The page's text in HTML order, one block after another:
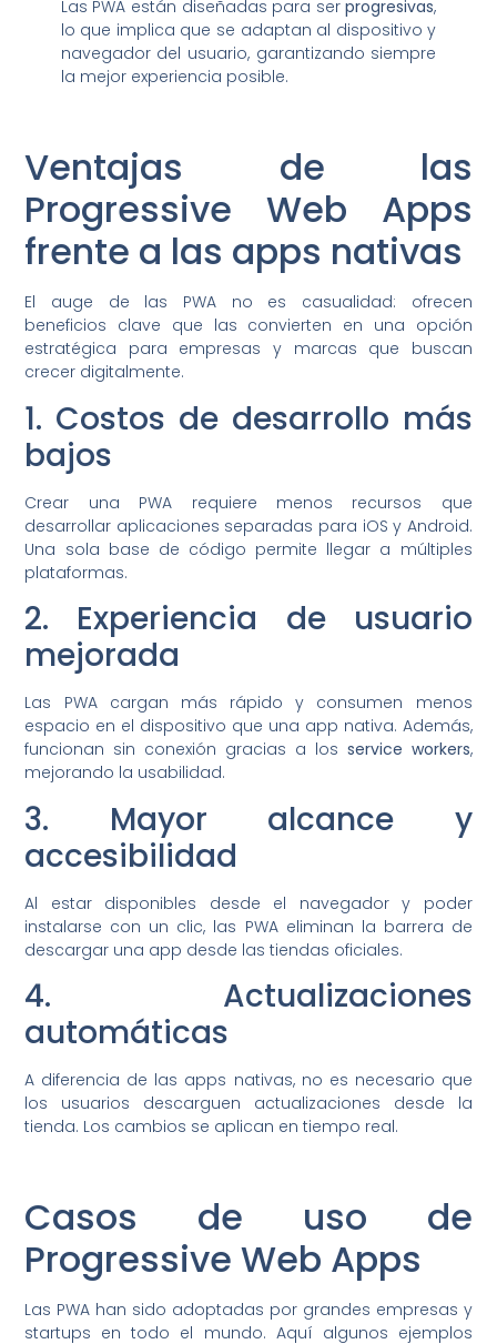
Las PWA están diseñadas para serprogresivas,
lo que implica que se adaptan al dispositivo y
navegador del usuario, garantizando siempre
la mejor experiencia posible.
Ventajas de las
Progressive Web Apps
frente a las apps nativas
El auge de las PWA no es casualidad: ofrecen
beneficios clave que las convierten en una opción
estratégica para empresas y marcas que buscan
crecer digitalmente.
1. Costos de desarrollo más
bajos
Crear una PWA requiere menos recursos que
desarrollar aplicaciones separadas para iOS y Android.
Una sola base de código permite llegar a múltiples
plataformas.
2. Experiencia de usuario
mejorada
Las PWA cargan más rápido y consumen menos
espacio en el dispositivo que una app nativa. Además,
funcionan sin conexión gracias a los service workers,
mejorando la usabilidad.
3. Mayor alcance y
accesibilidad
Al estar disponibles desde el navegador y poder
instalarse con un clic, las PWA eliminan la barrera de
descargar una app desde las tiendas oficiales.
4. Actualizaciones
automáticas
A diferencia de las apps nativas, no es necesario que
los usuarios descarguen actualizaciones desde la
tienda. Los cambios se aplican en tiempo real.
Casos de uso de
Progressive Web Apps
Las PWA han sido adoptadas por grandes empresas y
startups en todo el mundo. Aquí algunos ejemplos